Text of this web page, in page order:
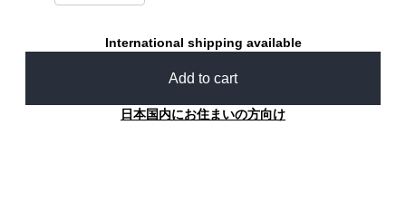
International shipping available
Add to cart
日本国内にお住まいの方向け